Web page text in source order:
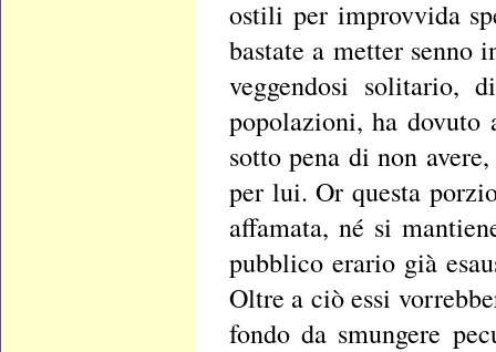
ostili per improvvida
bastate a metter
veggendosi solitario,
popolazioni, ha dovuto
sotto pena di non
per lui. Or questa
affamata, né si
pubblico erario già
Oltre a ciò essi
fondo da smungere